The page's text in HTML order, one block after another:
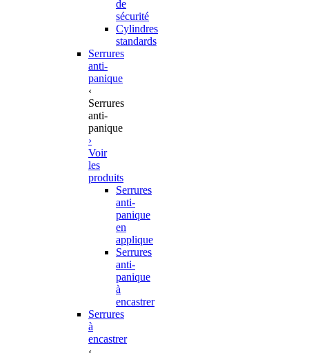
de
sécurité
Cylindres
standards
Serrures
anti-
panique
‹
Serrures
anti-
panique
›
Voir
les
produits
Serrures
anti-
panique
en
applique
Serrures
anti-
panique
à
encastrer
Serrures
à
encastrer